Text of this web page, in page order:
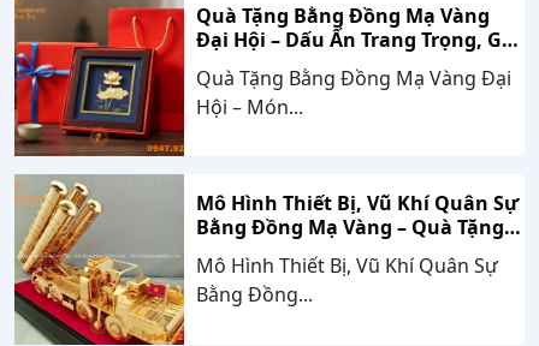
Quà Tặng Bằng Đồng Mạ Vàng
Đại Hội – Dấu Ấn Trang Trọng, Giá
Trị Bền Vững Theo Thời Gian
Quà Tặng Bằng Đồng Mạ Vàng Đại
Hội – Món...
Mô Hình Thiết Bị, Vũ Khí Quân Sự
Bằng Đồng Mạ Vàng – Quà Tặng
Cao Cấp Mang Dấu Ấn Sức Mạnh
Và Niềm Tự Hào Dân Tộc
Mô Hình Thiết Bị, Vũ Khí Quân Sự
Bằng Đồng...